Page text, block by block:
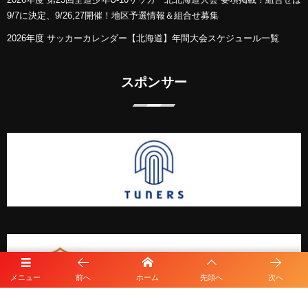
メニュー 前へ ホーム 先頭へ 次へ
9/7に決定、9/26,27開催！地区予選情報＆組合せ募集
2026年度 サッカーカレンダー【北海道】年間大会スケジュール一覧
スポンサー